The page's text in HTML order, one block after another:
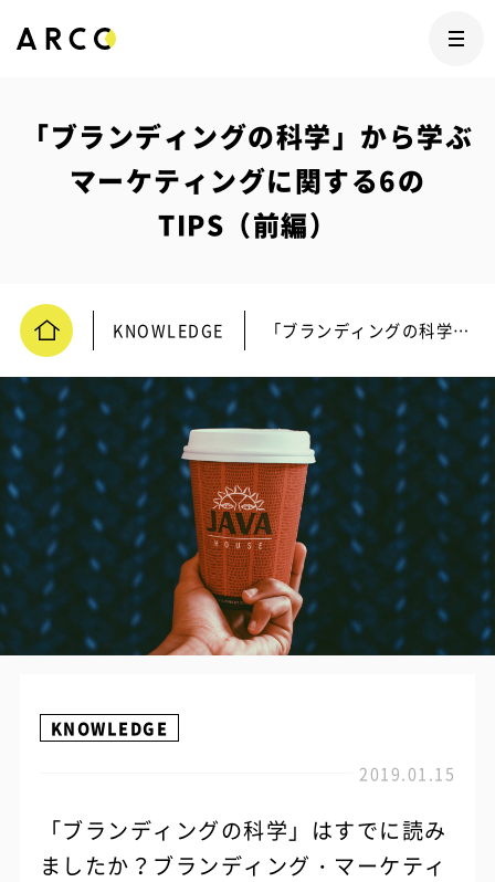
「ブランディングの科学」から学ぶ
マーケティングに関する6の
TIPS（前編）
KNOWLEDGE 「ブランディングの科学」から学ぶマーケティングに関する6のTIPS（前編）
KNOWLEDGE
2019.01.15
「ブランディングの科学」はすでに読み
ましたか？ブランディング・マーケティ